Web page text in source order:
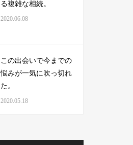
る複雑な相続。
2020.06.08
この出会いで今までの
悩みが一気に吹っ切れ
た。
2020.05.18